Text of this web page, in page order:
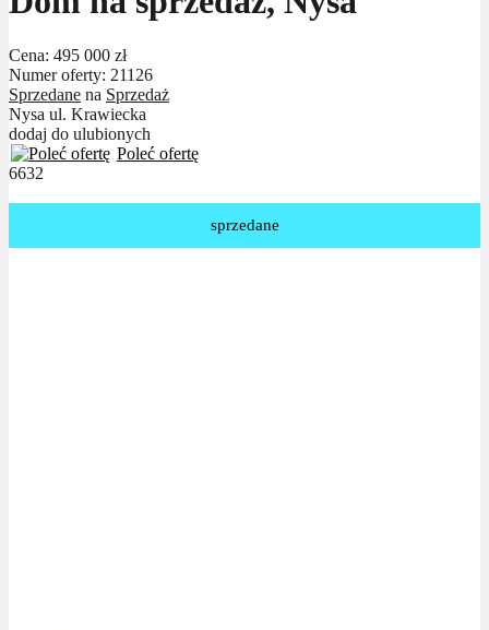
Cena: 495 000 zł
Numer oferty: 21126
Sprzedane na Sprzedaż
Nysa ul. Krawiecka
dodaj do ulubionych
Poleć ofertę
6632
sprzedane